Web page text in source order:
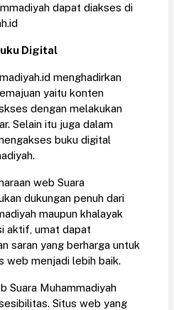
dapat diakses di
Digital
menghadirkan
yaitu konten
dengan melakukan
Selain itu juga dalam
buku digital
web Suara
dukungan penuh dari
maupun khalayak
aktif, umat dapat
saran yang berharga untuk
web menjadi lebih baik.
Suara Muhammadiyah
Situs web yang